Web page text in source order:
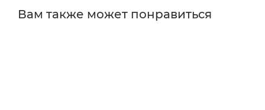
Вам также может понравиться